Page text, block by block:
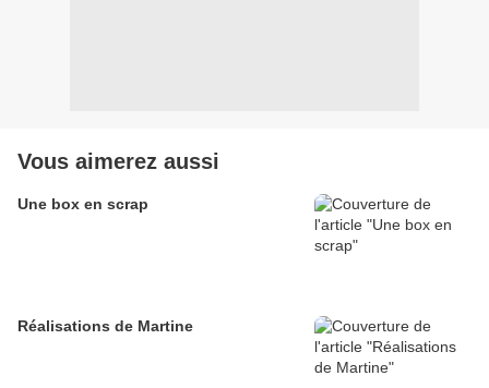
Vous aimerez aussi
Une box en scrap
Réalisations de Martine